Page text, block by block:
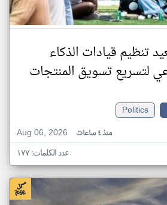
تنظيم قيادات الذكاء
لتسريع تسويق المنتجات
Politics
Aug 06, 2026
منذ ٤ ساعات
عدد الكلمات: ١٧٧